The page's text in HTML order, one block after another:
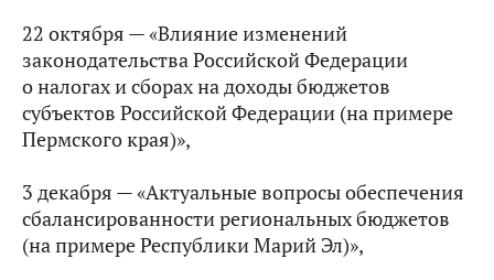
22 октября — «Влияние изменений
законодательства Российской Федерации
о налогах и сборах на доходы бюджетов
субъектов Российской Федерации (на примере
Пермского края)»,
3 декабря — «Актуальные вопросы обеспечения
сбалансированности региональных бюджетов
(на примере Республики Марий Эл)»,